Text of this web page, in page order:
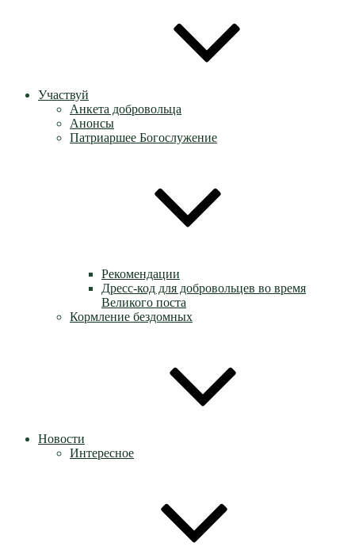
Участвуй
Анкета добровольца
Анонсы
Патриаршее Богослужение
Рекомендации
Дресс-код для добровольцев во время
Великого поста
Кормление бездомных
Новости
Интересное